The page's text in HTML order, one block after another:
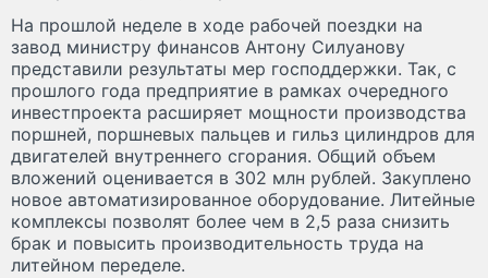
На прошлой неделе в ходе рабочей поездки на
завод министру финансов Антону Силуанову
представили результаты мер господдержки. Так, с
прошлого года предприятие в рамках очередного
инвестпроекта расширяет мощности производства
поршней, поршневых пальцев и гильз цилиндров для
двигателей внутреннего сгорания. Общий объем
вложений оценивается в 302 млн рублей. Закуплено
новое автоматизированное оборудование. Литейные
комплексы позволят более чем в 2,5 раза снизить
брак и повысить производительность труда на
литейном переделе.